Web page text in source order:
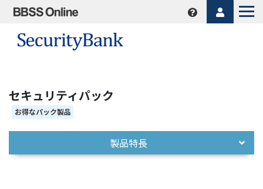
セキュリティパック
お得なパック製品
製品特長